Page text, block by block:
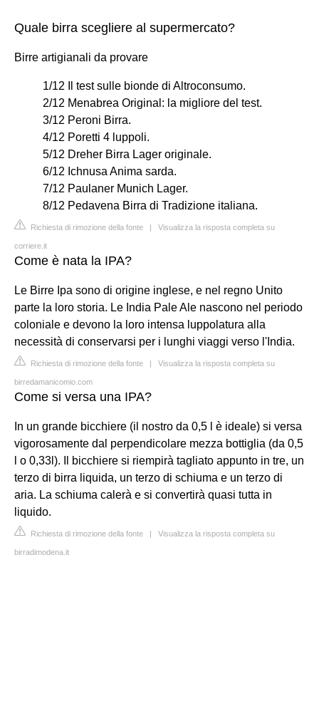
Quale birra scegliere al supermercato?
Birre artigianali da provare
1/12 Il test sulle bionde di Altroconsumo.
2/12 Menabrea Original: la migliore del test.
3/12 Peroni Birra.
4/12 Poretti 4 luppoli.
5/12 Dreher Birra Lager originale.
6/12 Ichnusa Anima sarda.
7/12 Paulaner Munich Lager.
8/12 Pedavena Birra di Tradizione italiana.
Richiesta di rimozione della fonte | Visualizza la risposta completa su
corriere.it
Come è nata la IPA?
Le Birre Ipa sono di origine inglese, e nel regno Unito
parte la loro storia. Le India Pale Ale nascono nel periodo
coloniale e devono la loro intensa luppolatura alla
necessità di conservarsi per i lunghi viaggi verso l'India.
Richiesta di rimozione della fonte | Visualizza la risposta completa su
birredamanicomio.com
Come si versa una IPA?
In un grande bicchiere (il nostro da 0,5 l è ideale) si versa
vigorosamente dal perpendicolare mezza bottiglia (da 0,5
l o 0,33l). Il bicchiere si riempirà tagliato appunto in tre, un
terzo di birra liquida, un terzo di schiuma e un terzo di
aria. La schiuma calerà e si convertirà quasi tutta in
liquido.
Richiesta di rimozione della fonte | Visualizza la risposta completa su
birradimodena.it